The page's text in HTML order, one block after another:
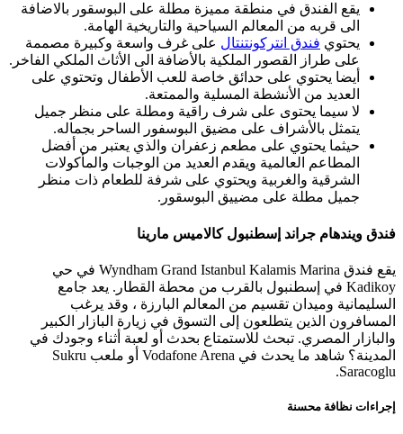
يقع الفندق في منطقة مميزة مطلة على البوسقور بالاضافة
الى قربه من المعالم السياحية والتاريخية الهامة.
يحتوي فندق انتركونتنتال على غرف واسعة وكبيرة مصممة
على طراز القصور الملكية بالأضافة الى الأثاث الملكي الفاخر.
أيضا يحتوي على حدائق خاصة للعب الأطفال وتحتوي على
العديد من الأنشطة المسلية والممتعة.
لا سيما يحتوى على شرف راقية ومطلة على منظر جميل
يتمثل بالأشراف على مضيق البوسفور الساحر بجماله.
حيثما يحتوي على مطعم زعفران والذي يعتبر من أفضل
المطاعم العالمية ويقدم العديد من الوجبات والمأكولات
الشرقية والغربية ويحتوي على شرفة للطعام ذات منظر
جميل مطلة على مضييق البوسقور.
فندق ويندهام جراند إسطنبول كالاميس مارينا
يقع فندق Wyndham Grand Istanbul Kalamis Marina في حي
Kadikoy في إسطنبول بالقرب من محطة القطار. يعد جامع
السليمانية وميدان تقسيم من المعالم البارزة ، وقد يرغب
المسافرون الذين يتطلعون إلى التسوق في زيارة البازار الكبير
والبازار المصري. تبحث للاستمتاع بحدث أو لعبة أثناء وجودك في
المدينة؟ شاهد ما يحدث في Vodafone Arena أو ملعب Sukru
Saracoglu.
إجراءات نظافة محسنة